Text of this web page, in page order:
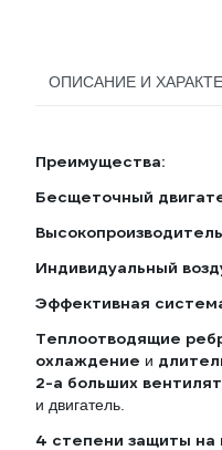
ОПИСАНИЕ И
Преимущества:
Бесщеточный
Индивидуальный
Эффективная
Теплоотводящие
охлаждение и
2-а больших
и двигатель.
4 степени защиты на